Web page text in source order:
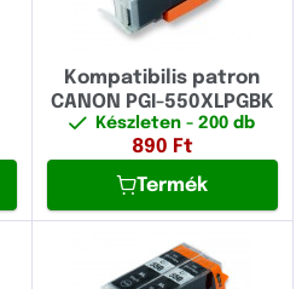
Kompatibilis patron
CANON PGI-550XLPGBK
Készleten- 200 db
890 Ft
Termék